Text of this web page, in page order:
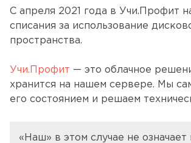
С апреля 2021 года в Учи.Профит
списания за использование
пространства.
Учи.Профит — это облачное
хранится на нашем сервере. Мы
его состоянием и решаем
«Наш» в этом случае не